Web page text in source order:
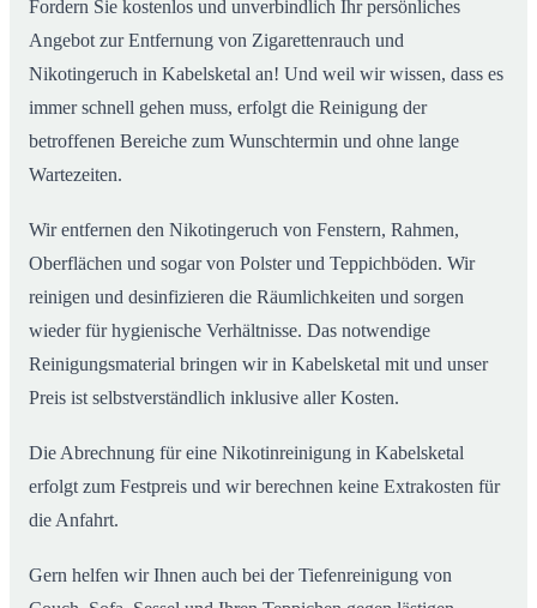
Fordern Sie kostenlos und unverbindlich Ihr persönliches
Angebot zur Entfernung von Zigarettenrauch und
Nikotingeruch in Kabelsketal an! Und weil wir wissen, dass es
immer schnell gehen muss, erfolgt die Reinigung der
betroffenen Bereiche zum Wunschtermin und ohne lange
Wartezeiten.
Wir entfernen den Nikotingeruch von Fenstern, Rahmen,
Oberflächen und sogar von Polster und Teppichböden. Wir
reinigen und desinfizieren die Räumlichkeiten und sorgen
wieder für hygienische Verhältnisse. Das notwendige
Reinigungsmaterial bringen wir in Kabelsketal mit und unser
Preis ist selbstverständlich inklusive aller Kosten.
Die Abrechnung für eine Nikotinreinigung in Kabelsketal
erfolgt zum Festpreis und wir berechnen keine Extrakosten für
die Anfahrt.
Gern helfen wir Ihnen auch bei der Tiefenreinigung von